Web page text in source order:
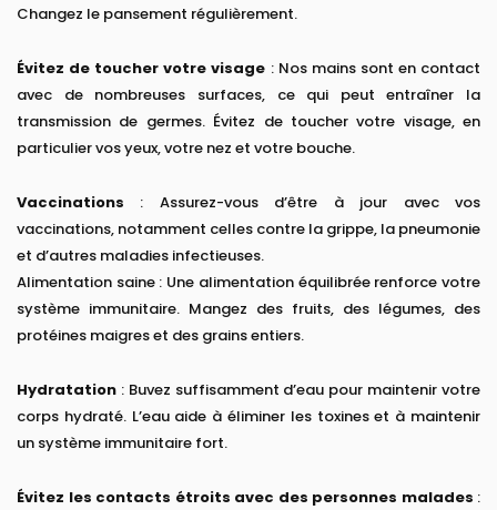
Changez le pansement régulièrement.
Évitez de toucher votre visage : Nos mains sont en contact
avec de nombreuses surfaces, ce qui peut entraîner la
transmission de germes. Évitez de toucher votre visage, en
particulier vos yeux, votre nez et votre bouche.
Vaccinations : Assurez-vous d’être à jour avec vos
vaccinations, notamment celles contre la grippe, la pneumonie
et d’autres maladies infectieuses.
Alimentation saine : Une alimentation équilibrée renforce votre
système immunitaire. Mangez des fruits, des légumes, des
protéines maigres et des grains entiers.
Hydratation : Buvez suffisamment d’eau pour maintenir votre
corps hydraté. L’eau aide à éliminer les toxines et à maintenir
un système immunitaire fort.
Évitez les contacts étroits avec des personnes malades :